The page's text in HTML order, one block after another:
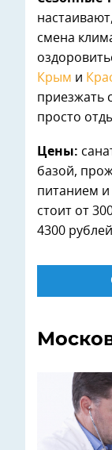
смена
Крым и
приезжать
просто
Цены:
базой,
питанием
стоит от
4300